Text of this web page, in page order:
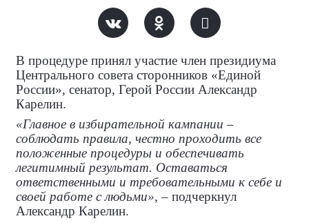
В процедуре принял участие член президиума
Центрального совета сторонников «Единой
России», сенатор, Герой России Александр
Карелин.
«Главное в избирательной кампании –
соблюдать правила, честно проходить все
положенные процедуры и обеспечивать
легитимный результат. Оставаться
ответственными и требовательными к себе и
своей работе с людьми», – подчеркнул
Александр Карелин.